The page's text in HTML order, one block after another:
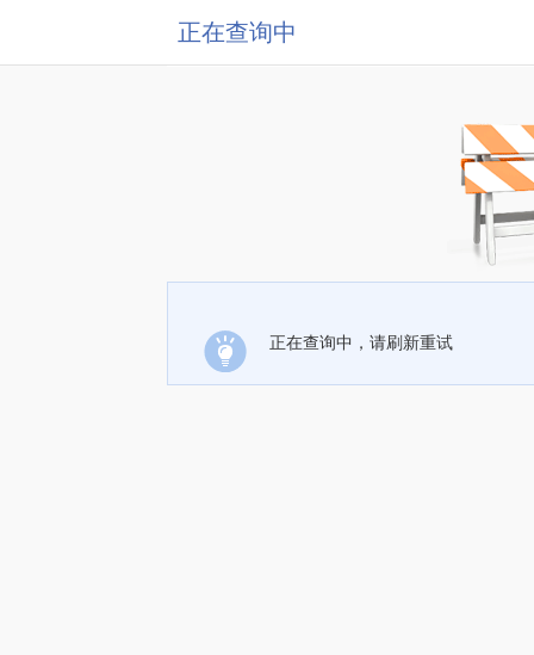
正在查询中
正在查询中，请刷新重试